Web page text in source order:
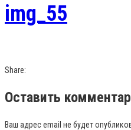
img_55
Share:
Оставить
Ваш адрес email не будет